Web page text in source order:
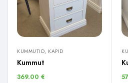
KUMMUTID, KAPID
Kummut
369.00 €